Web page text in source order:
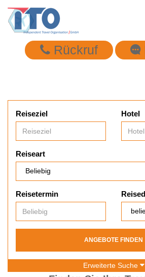
Rückruf
Reiseziel Hotel
Reiseart
Reisetermin
ANGEBOTE FINDEN
Erweiterte Suche